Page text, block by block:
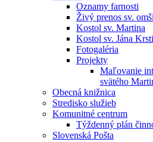
Oznamy farnosti
Živý prenos sv.
Kostol sv. Martina
Kostol sv. Jána
Fotogaléria
Projekty
Maľovanie
svätého
Obecná knižnica
Stredisko služieb
Komunitné centrum
Týždenný plán
Slovenská Pošta